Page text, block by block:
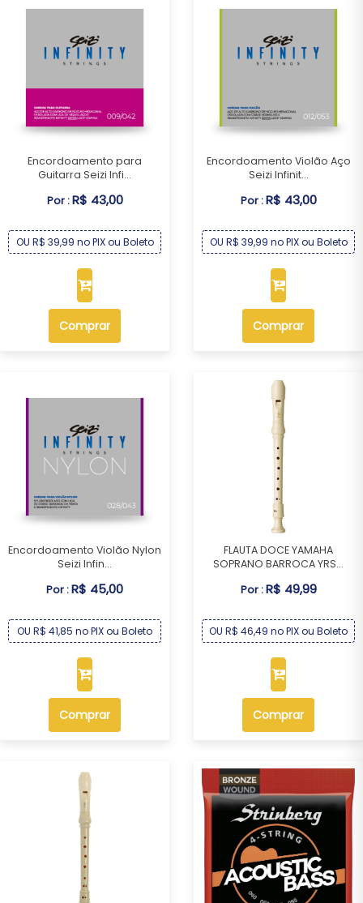
Encordoamento para
Guitarra Seizi Infi...
Por :R$ 43,00
OU R$ 39,99 no PIX ou Boleto
Comprar
Encordoamento Violão Aço
Seizi Infinit...
Por :R$ 43,00
OU R$ 39,99 no PIX ou Boleto
Comprar
Encordoamento Violão Nylon
Seizi Infin...
Por :R$ 45,00
OU R$ 41,85 no PIX ou Boleto
Comprar
FLAUTA DOCE YAMAHA
SOPRANO BARROCA YRS...
Por :R$ 49,99
OU R$ 46,49 no PIX ou Boleto
Comprar